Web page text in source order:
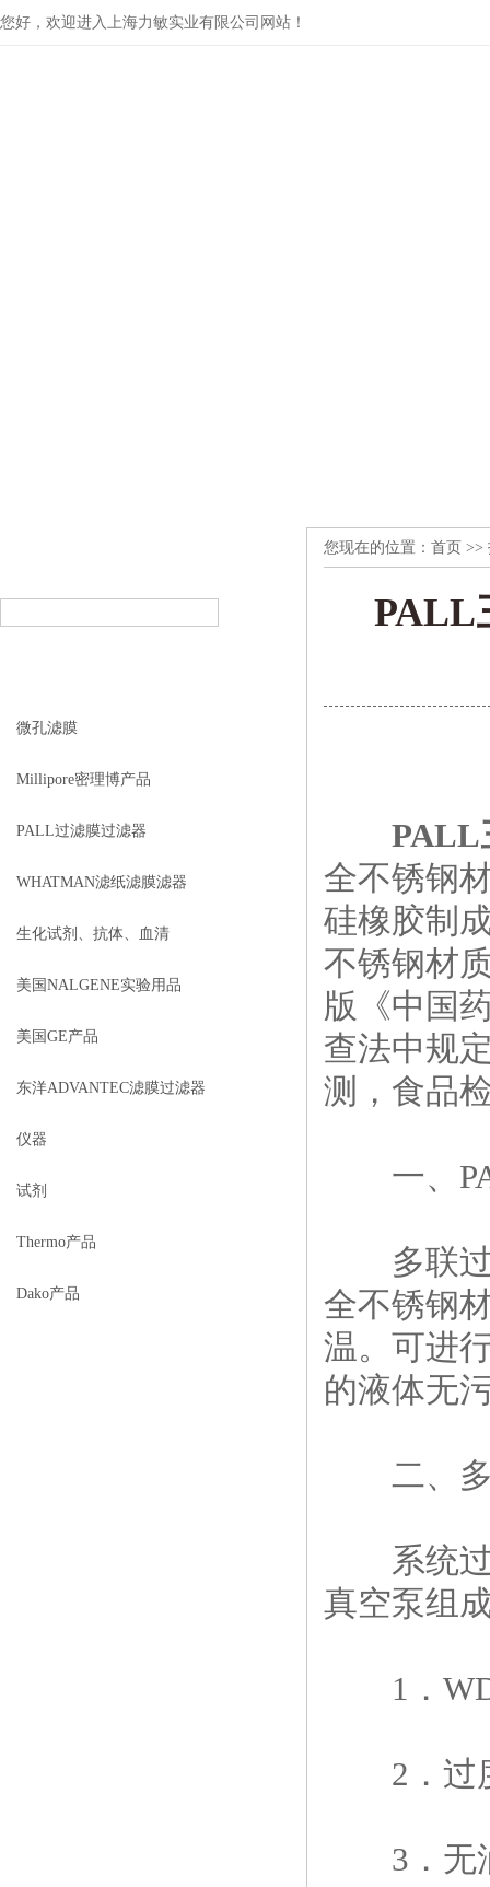
您好，欢迎进入上海力敏实业有限公司网站！
微孔滤膜
Millipore密理博产品
PALL过滤膜过滤器
WHATMAN滤纸滤膜滤器
生化试剂、抗体、血清
美国NALGENE实验用品
美国GE产品
东洋ADVANTEC滤膜过滤器
仪器
试剂
Thermo产品
Dako产品
您现在的位置： 首页 >>
PALL
PALL
全不锈钢
硅橡胶制
不锈钢材
版《中国
查法中规
测，食品
一、
多联过
全不锈钢
温。可进
的液体无
二、多
系统过
真空泵组
1．
2．过度
3．无油